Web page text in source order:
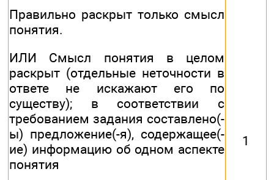
Правильно раскрыт только смысл
понятия.
ИЛИ Смысл понятия в целом
раскрыт (отдельные неточности в
ответе не искажают его по
существу); в соответствии с
требованием задания составлено(-
ы) предложение(-я), содержащее(-
ие) информацию об одном аспекте
понятия
1